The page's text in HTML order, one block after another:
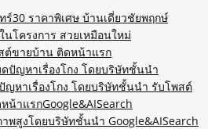
30 ราคาพิเศษ บ้านเดี่ยวชัยพฤกษ์
โครงการ สวยเหมือนใหม่
ต์ขายบ้าน ติดหน้าแรก
ปัญหาเรื่องโกง โดยบริษัทชั้นนำ
หาเรื่องโกง โดยบริษัทชั้นนำ รับโพสต์
น้าแรกGoogle&AISearch
พสูงโดยบริษัทชั้นนำ Google&AISearch